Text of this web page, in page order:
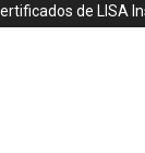
de LISA